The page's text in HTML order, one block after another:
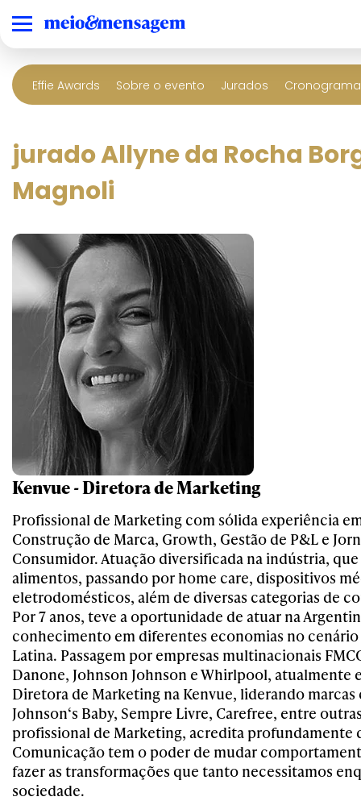
Effie Awards Sobre o evento Jurados
jurado Allyne da Rocha
Magnoli
Kenvue - Diretora de Marketing
Profissional de Marketing com sólida experiência
Construção de Marca, Growth, Gestão de P&L e
Consumidor. Atuação diversificada na indústria, que
alimentos, passando por home care, dispositivos
eletrodomésticos, além de diversas categorias de
Por 7 anos, teve a oportunidade de atuar na
conhecimento em diferentes economias no cenário
Latina. Passagem por empresas multinacionais
Danone, Johnson Johnson e Whirlpool, atualmente
Diretora de Marketing na Kenvue, liderando
Johnson‘s Baby, Sempre Livre, Carefree, entre
profissional de Marketing, acredita profundamente
Comunicação tem o poder de mudar
fazer as transformações que tanto necessitamos
sociedade.